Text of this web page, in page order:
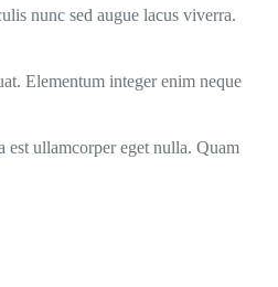
nunc sed augue lacus viverra.
Elementum integer enim neque
est ullamcorper eget nulla. Quam